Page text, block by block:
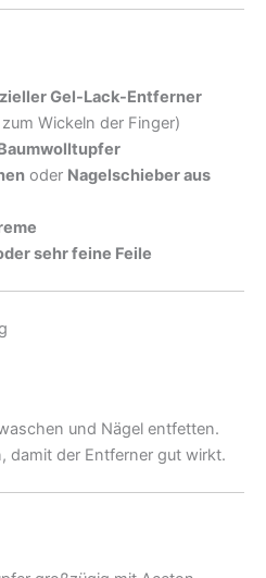
Gel-Lack-Entferner
Wickeln der Finger)
oder Nagelschieber aus
sehr feine Feile
und Nägel entfetten.
damit der Entferner gut wirkt.